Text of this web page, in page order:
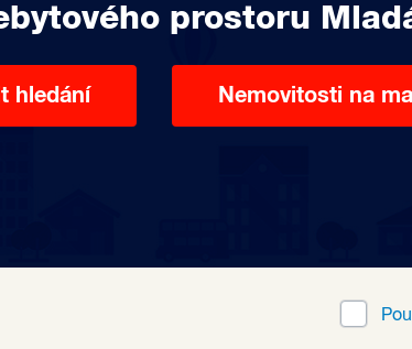
prostoru
hledání Nemovitosti na